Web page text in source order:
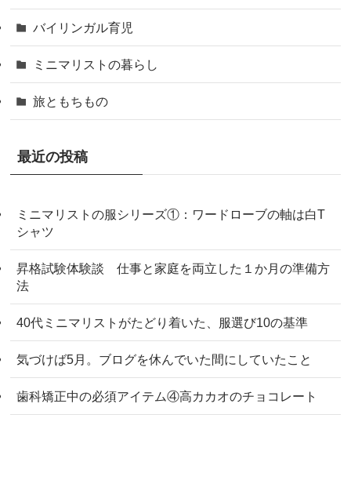
バイリンガル育児
ミニマリストの暮らし
旅ともちもの
最近の投稿
ミニマリストの服シリーズ①：ワードローブの軸は白T
シャツ
昇格試験体験談 仕事と家庭を両立した１か月の準備方
法
40代ミニマリストがたどり着いた、服選び10の基準
気づけば5月。ブログを休んでいた間にしていたこと
歯科矯正中の必須アイテム④高カカオのチョコレート